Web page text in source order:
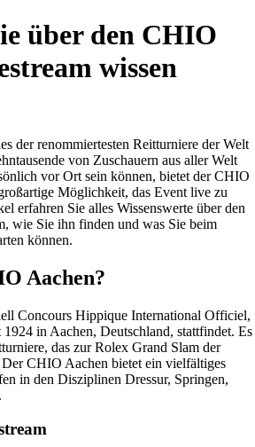
über den CHIO
wissen
der renommiertesten Reitturniere der Welt
von Zuschauern aus aller Welt
vor Ort sein können, bietet der CHIO
Möglichkeit, das Event live zu
erfahren Sie alles Wissenswerte über den
wie Sie ihn finden und was Sie beim
können.
Aachen?
Concours Hippique International Officiel,
1924 in Aachen, Deutschland, stattfindet. Es
das zur Rolex Grand Slam der
CHIO Aachen bietet ein vielfältiges
in den Disziplinen Dressur, Springen,